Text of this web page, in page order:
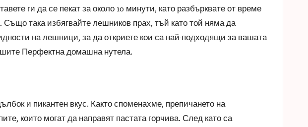
ги да се пекат за около 10 минути, като разбърквате от време
Също така избягвайте лешников прах, тъй като той няма да
на лешници, за да откриете кои са най-подходящи за вашата
Перфектна домашна нутела.
и пикантен вкус. Както споменахме, препичането на
които могат да направят пастата горчива. След като са